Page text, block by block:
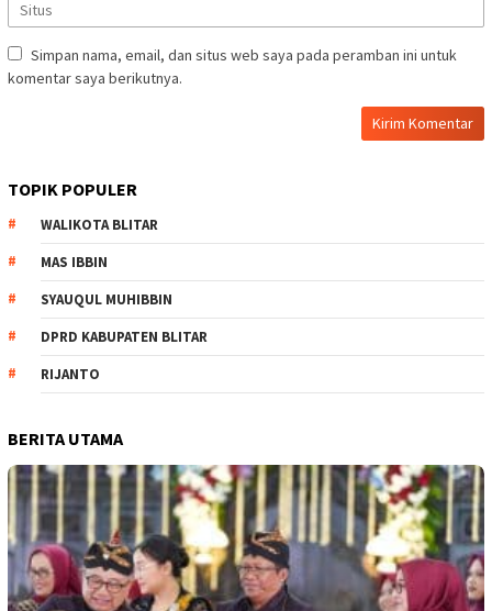
Simpan nama, email, dan situs web saya pada peramban ini untuk
komentar saya berikutnya.
TOPIK POPULER
WALIKOTA BLITAR
MAS IBBIN
SYAUQUL MUHIBBIN
DPRD KABUPATEN BLITAR
RIJANTO
BERITA UTAMA